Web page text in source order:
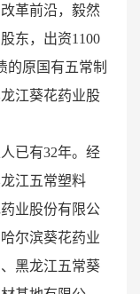
革前沿，毅然
东，出资1100
的原国有五常制
江葵花药业股
已有32年。经
江五常塑料
业股份有限公
尔滨葵花药业
黑龙江五常葵